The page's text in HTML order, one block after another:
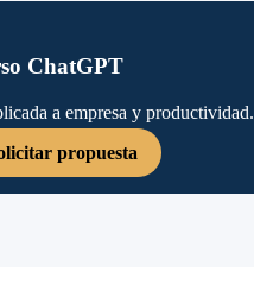
ChatGPT
a empresa y productividad.
propuesta